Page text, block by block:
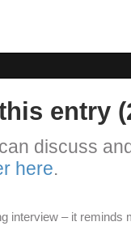
entry
discuss
here.
interview – it reminds